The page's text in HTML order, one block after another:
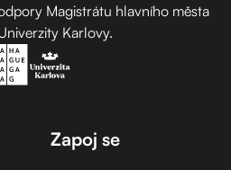
Magistrátu hlavního města
Karlovy.
Zapoj se